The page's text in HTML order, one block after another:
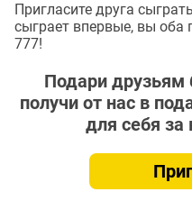
Пригласите друга
сыграет впервые, вы оба
777!
Подари друзьям
получи от нас в
для себя за